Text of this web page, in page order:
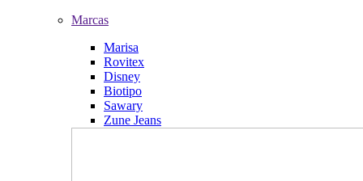
Marcas
Marisa
Rovitex
Disney
Biotipo
Sawary
Zune Jeans